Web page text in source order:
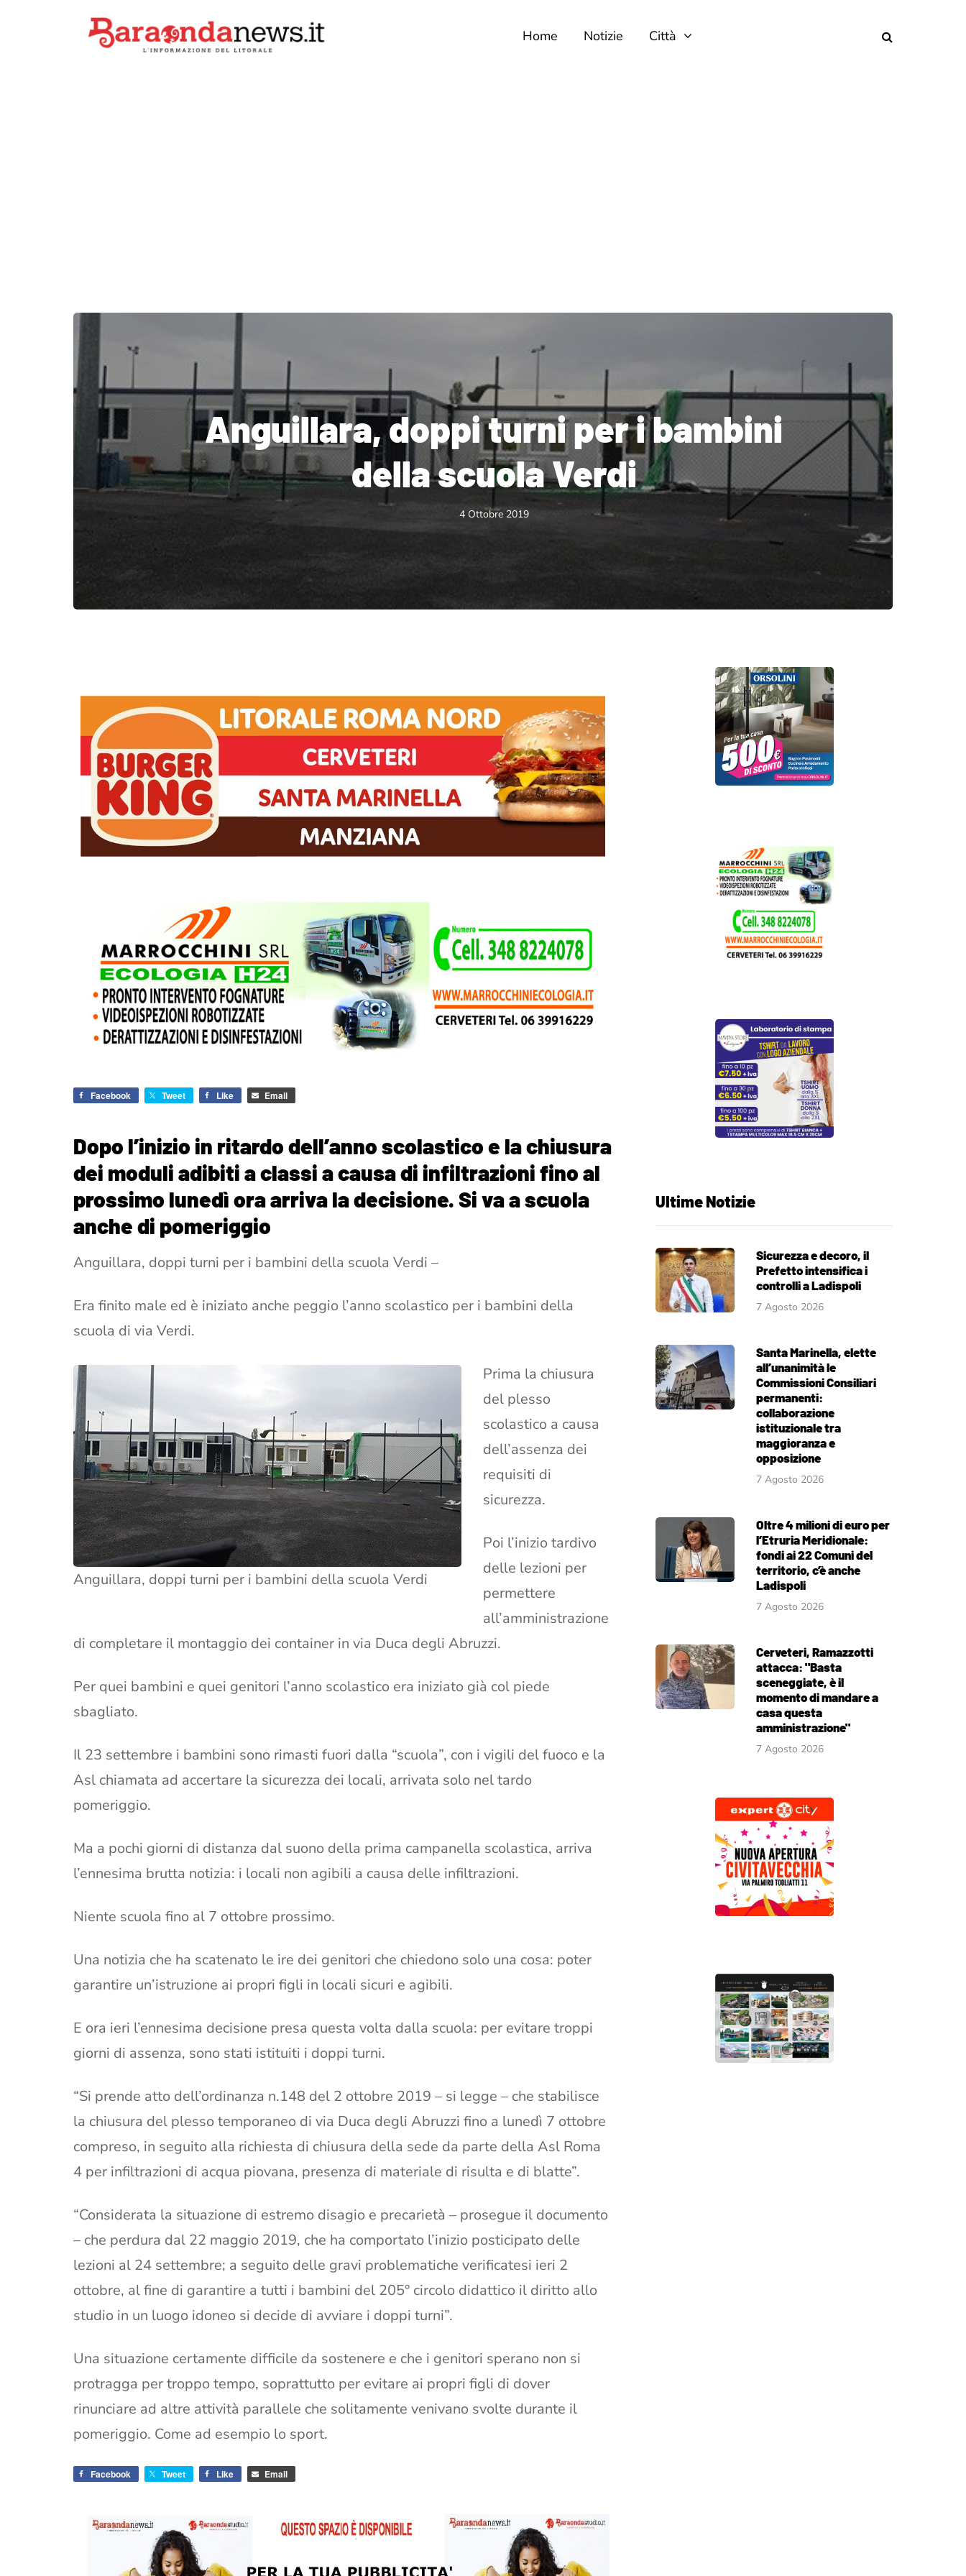
Home Notizie Città
Anguillara, doppi turni per i bambini
della scuola Verdi
4 Ottobre 2019
Facebook Tweet Like Email
Dopo l’inizio in ritardo dell’anno scolastico e la chiusura
dei moduli adibiti a classi a causa di infiltrazioni fino al
prossimo lunedì ora arriva la decisione. Si va a scuola
anche di pomeriggio
Anguillara, doppi turni per i bambini della scuola Verdi –
Era finito male ed è iniziato anche peggio l’anno scolastico per i bambini della
scuola di via Verdi.
Anguillara, doppi turni per i bambini della scuola Verdi
Prima la chiusura
del plesso
scolastico a causa
dell’assenza dei
requisiti di
sicurezza.
Poi l’inizio tardivo
delle lezioni per
permettere
all’amministrazione
di completare il montaggio dei container in via Duca degli Abruzzi.
Per quei bambini e quei genitori l’anno scolastico era iniziato già col piede
sbagliato.
Il 23 settembre i bambini sono rimasti fuori dalla “scuola”, con i vigili del fuoco e la
Asl chiamata ad accertare la sicurezza dei locali, arrivata solo nel tardo
pomeriggio.
Ma a pochi giorni di distanza dal suono della prima campanella scolastica, arriva
l’ennesima brutta notizia: i locali non agibili a causa delle infiltrazioni.
Niente scuola fino al 7 ottobre prossimo.
Una notizia che ha scatenato le ire dei genitori che chiedono solo una cosa: poter
garantire un’istruzione ai propri figli in locali sicuri e agibili.
E ora ieri l’ennesima decisione presa questa volta dalla scuola: per evitare troppi
giorni di assenza, sono stati istituiti i doppi turni.
“Si prende atto dell’ordinanza n.148 del 2 ottobre 2019 – si legge – che stabilisce
la chiusura del plesso temporaneo di via Duca degli Abruzzi fino a lunedì 7 ottobre
compreso, in seguito alla richiesta di chiusura della sede da parte della Asl Roma
4 per infiltrazioni di acqua piovana, presenza di materiale di risulta e di blatte”.
“Considerata la situazione di estremo disagio e precarietà – prosegue il documento
– che perdura dal 22 maggio 2019, che ha comportato l’inizio posticipato delle
lezioni al 24 settembre; a seguito delle gravi problematiche verificatesi ieri 2
ottobre, al fine di garantire a tutti i bambini del 205° circolo didattico il diritto allo
studio in un luogo idoneo si decide di avviare i doppi turni”.
Una situazione certamente difficile da sostenere e che i genitori sperano non si
protragga per troppo tempo, soprattutto per evitare ai propri figli di dover
rinunciare ad altre attività parallele che solitamente venivano svolte durante il
pomeriggio. Come ad esempio lo sport.
Facebook Tweet Like Email
Ultime Notizie
Sicurezza e decoro, il
Prefetto intensifica i
controlli a Ladispoli
7 Agosto 2026
Santa Marinella, elette
all’unanimità le
Commissioni Consiliari
permanenti:
collaborazione
istituzionale tra
maggioranza e
opposizione
7 Agosto 2026
Oltre 4 milioni di euro per
l’Etruria Meridionale:
fondi ai 22 Comuni del
territorio, c’è anche
Ladispoli
7 Agosto 2026
Cerveteri, Ramazzotti
attacca: "Basta
sceneggiate, è il
momento di mandare a
casa questa
amministrazione"
7 Agosto 2026